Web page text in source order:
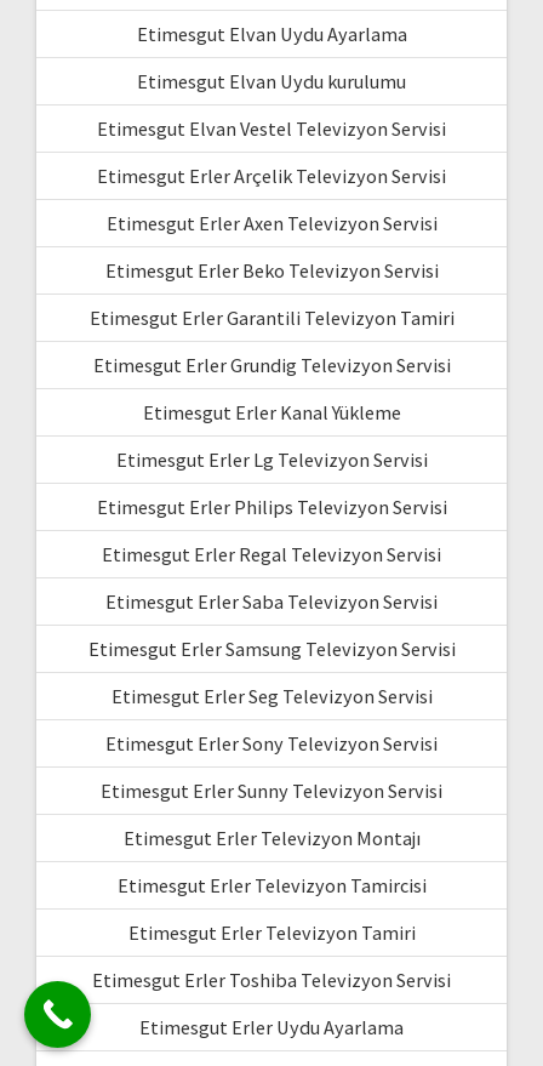
Etimesgut Elvan Uydu Ayarlama
Etimesgut Elvan Uydu kurulumu
Etimesgut Elvan Vestel Televizyon Servisi
Etimesgut Erler Arçelik Televizyon Servisi
Etimesgut Erler Axen Televizyon Servisi
Etimesgut Erler Beko Televizyon Servisi
Etimesgut Erler Garantili Televizyon Tamiri
Etimesgut Erler Grundig Televizyon Servisi
Etimesgut Erler Kanal Yükleme
Etimesgut Erler Lg Televizyon Servisi
Etimesgut Erler Philips Televizyon Servisi
Etimesgut Erler Regal Televizyon Servisi
Etimesgut Erler Saba Televizyon Servisi
Etimesgut Erler Samsung Televizyon Servisi
Etimesgut Erler Seg Televizyon Servisi
Etimesgut Erler Sony Televizyon Servisi
Etimesgut Erler Sunny Televizyon Servisi
Etimesgut Erler Televizyon Montajı
Etimesgut Erler Televizyon Tamircisi
Etimesgut Erler Televizyon Tamiri
Etimesgut Erler Toshiba Televizyon Servisi
Etimesgut Erler Uydu Ayarlama